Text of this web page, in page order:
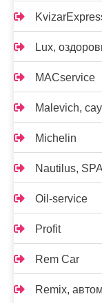
Lux,
MACservice
Malevich,
Michelin
Nautilus,
Oil-service
Profit
Rem Car
Remix,